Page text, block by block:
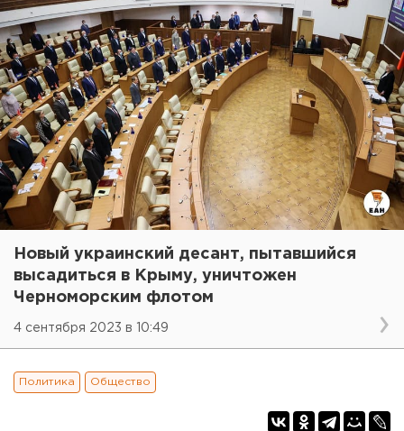
Новый украинский десант, пытавшийся
высадиться в Крыму, уничтожен
Черноморским флотом
4 сентября 2023 в 10:49
Политика Общество